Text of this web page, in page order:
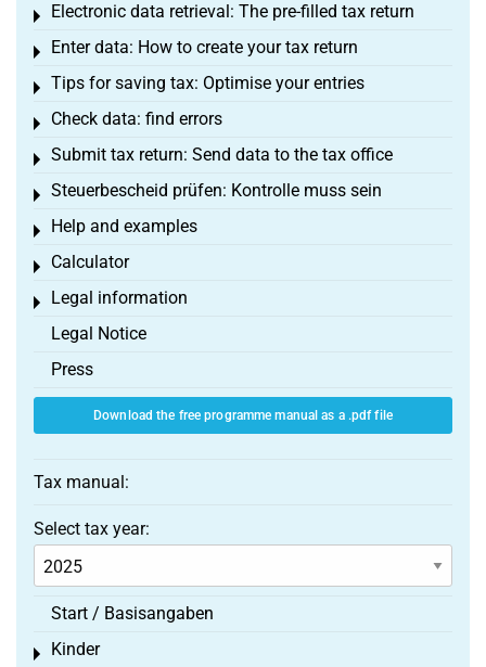
Electronic data retrieval: The pre-filled tax return
Toggle menu
Enter data: How to create your tax return
Toggle menu
Tips for saving tax: Optimise your entries
Toggle menu
Check data: find errors
Toggle menu
Submit tax return: Send data to the tax office
Toggle menu
Steuerbescheid prüfen: Kontrolle muss sein
Toggle menu
Help and examples
Toggle menu
Calculator
Toggle menu
Legal information
Toggle menu
Legal Notice
Press
Download the free programme manual as a .pdf file
Tax manual:
Select tax year:
Start / Basisangaben
Kinder
Toggle menu